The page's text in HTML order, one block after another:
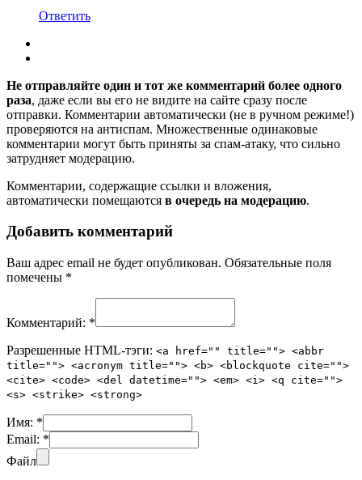
Ответить
Не отправляйте один и тот же комментарий более одного
раза, даже если вы его не видите на сайте сразу после
отправки. Комментарии автоматически (не в ручном режиме!)
проверяются на антиспам. Множественные одинаковые
комментарии могут быть приняты за спам-атаку, что сильно
затрудняет модерацию.
Комментарии, содержащие ссылки и вложения,
автоматически помещаются в очередь на модерацию.
Добавить комментарий
Ваш адрес email не будет опубликован. Обязательные поля
помечены *
Комментарий: *
Разрешенные HTML-тэги: <a href="" title=""> <abbr
title=""> <acronym title=""> <b> <blockquote cite="">
<cite> <code> <del datetime=""> <em> <i> <q cite="">
<s> <strike> <strong>
Имя: *
Email: *
Файл